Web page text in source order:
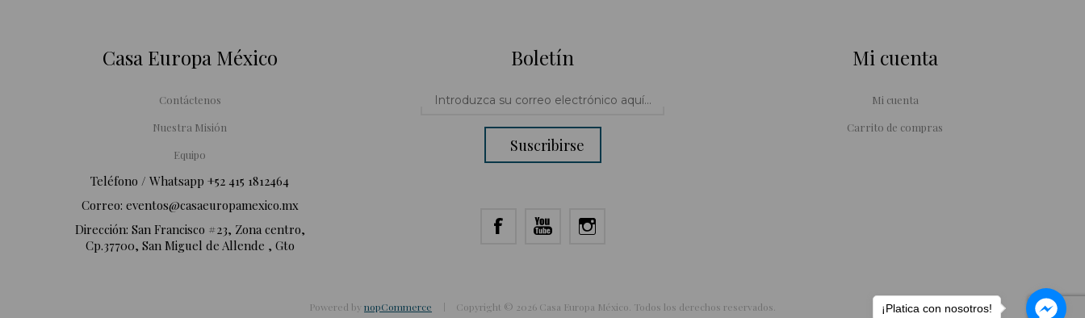
Casa Europa México
Contáctenos
Nuestra Misión
Equipo
Teléfono / Whatsapp ‪+52 415 1812464‬
Correo: eventos@casaeuropamexico.mx
Dirección: San Francisco #23, Zona centro,
Cp.37700, San Miguel de Allende , Gto
Boletín
Suscribirse
Mi cuenta
Mi cuenta
Carrito de compras
Powered by nopCommerce Copyright © 2026 Casa Europa México. Todos los derechos reservados. ¡Platica con nosotros!